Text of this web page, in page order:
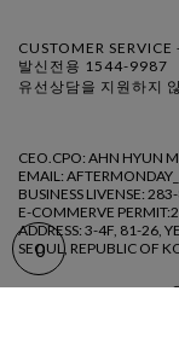
0
CUSTOMER SERVICE
발신전용 1544-9987
유선상담을 지원하지
CEO.CPO: AHN HYUN
EMAIL:
BUSINESS LIVENSE:
E-COMMERVE
ADDRESS: 3-4F, 81-26,
SEOUL, REPUBLIC OF